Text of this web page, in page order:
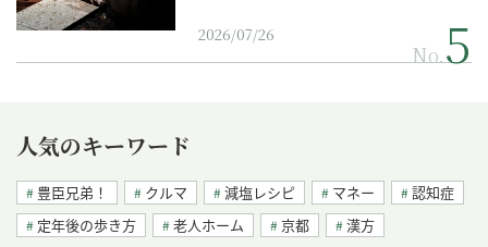
2026/07/26
No.
人気のキーワード
豊臣兄弟！ クルマ 減塩レシピ マネー
認知症
定年後の歩き方
老人ホーム 京都 漢方